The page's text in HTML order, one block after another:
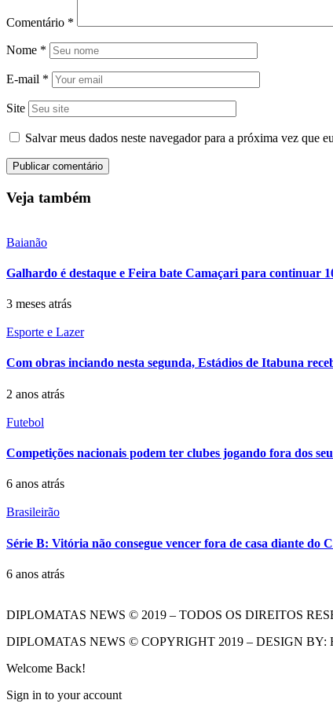
Comentário *
Nome *
E-mail *
Site
Salvar meus dados neste navegador para a próxima vez que
Veja também
Baianão
Galhardo é destaque e Feira bate Camaçari para continuar
3 meses atrás
Esporte e Lazer
Com obras inciando nesta segunda, Estádios de Itabuna
2 anos atrás
Futebol
Competições nacionais podem ter clubes jogando fora dos
6 anos atrás
Brasileirão
Série B: Vitória não consegue vencer fora de casa diante do
6 anos atrás
DIPLOMATAS NEWS © 2019 – TODOS OS DIREITOS
DIPLOMATAS NEWS © COPYRIGHT 2019 – DESIGN BY:
Welcome Back!
Sign in to your account